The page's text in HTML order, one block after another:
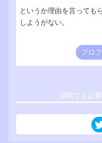
というか理由を言っても
しようがない。
プロ
SNSでも記